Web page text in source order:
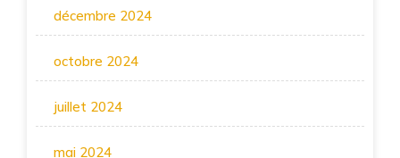
décembre 2024
octobre 2024
juillet 2024
mai 2024